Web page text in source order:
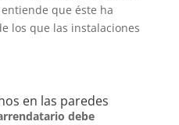
que éste ha
los que las instalaciones
en las paredes
debe